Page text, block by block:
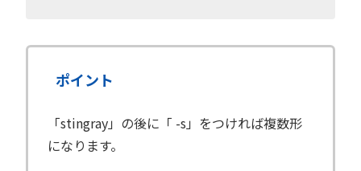
ポイント
「stingray」の後に「 -s」をつければ複数形
になります。